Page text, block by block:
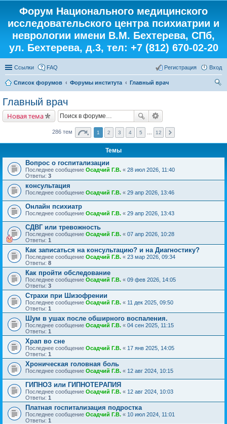
Форум Национального медицинского
исследовательского центра психиатрии и
неврологии имени В.М. Бехтерева, СПб,
ул. Бехтерева, д.3, тел: +7 (812) 670-02-20
Ссылки FAQ Вход
Регистрация
Список форумов Форумы института
Главный врач
Главный врач
Новая тема
286 тем 1 2 3 4 5 12
Темы
Вопрос о госпитализации
Последнее сообщение Осадчий Г.В. « 28 июл 2026, 11:40
Ответы: 3
консультация
Последнее сообщение Осадчий Г.В. « 29 апр 2026, 13:46
Онлайн психиатр
Последнее сообщение Осадчий Г.В. « 29 апр 2026, 13:43
СДВГ или тревожность
Последнее сообщение Осадчий Г.В. « 07 апр 2026, 10:28
Ответы: 1
Как записаться на консультацию? и на Диагностику?
Последнее сообщение Осадчий Г.В. « 23 мар 2026, 09:34
Ответы: 8
Как пройти обследование
Последнее сообщение Осадчий Г.В. « 09 фев 2026, 14:05
Ответы: 3
Страхи при Шизофрении
Последнее сообщение Осадчий Г.В. « 11 дек 2025, 09:50
Ответы: 1
Шум в ушах после обширного воспаления.
Последнее сообщение Осадчий Г.В. « 04 сен 2025, 11:15
Ответы: 1
Храп во сне
Последнее сообщение Осадчий Г.В. « 17 янв 2025, 14:05
Ответы: 1
Хроническая головная боль
Последнее сообщение Осадчий Г.В. « 12 авг 2024, 10:15
ГИПНОЗ или ГИПНОТЕРАПИЯ
Последнее сообщение Осадчий Г.В. « 12 авг 2024, 10:03
Ответы: 1
Платная госпитализация подростка
Последнее сообщение Осадчий Г.В. « 10 июл 2024, 11:01
Ответы: 1